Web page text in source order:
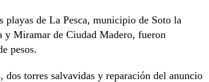
de La Pesca, municipio de Soto la
y Miramar de Ciudad Madero, fueron
pesos.
dos torres salvavidas y reparación del anuncio